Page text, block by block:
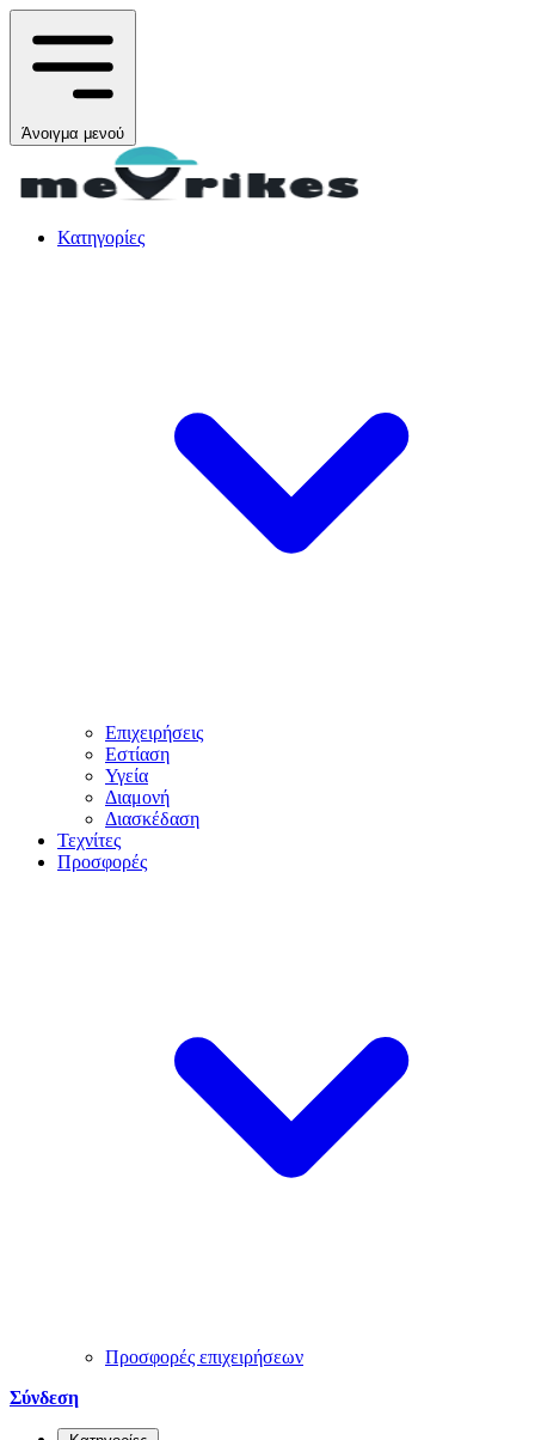
Άνοιγμα μενού
Κατηγορίες
Επιχειρήσεις
Εστίαση
Υγεία
Διαμονή
Διασκέδαση
Τεχνίτες
Προσφορές
Προσφορές επιχειρήσεων
Σύνδεση